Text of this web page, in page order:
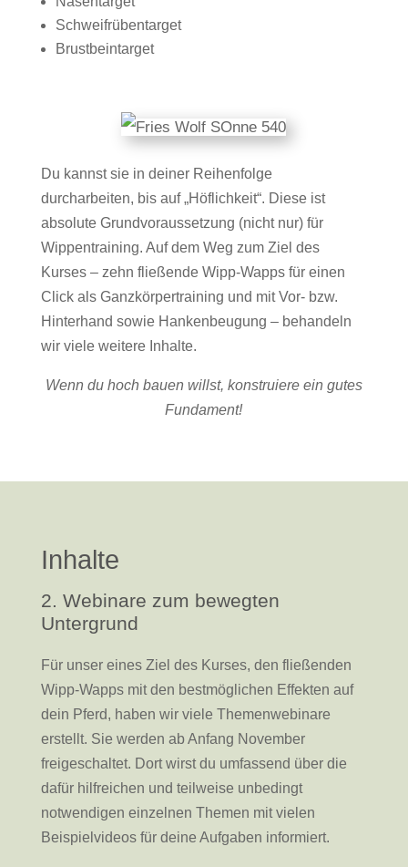
Schweifrübentarget
Brustbeintarget
Du kannst sie in deiner Reihenfolge
durcharbeiten, bis auf „Höflichkeit“. Diese ist
absolute Grundvoraussetzung (nicht nur) für
Wippentraining. Auf dem Weg zum Ziel des
Kurses – zehn fließende Wipp-Wapps für einen
Click als Ganzkörpertraining und mit Vor- bzw.
Hinterhand sowie Hankenbeugung – behandeln
wir viele weitere Inhalte.
Wenn du hoch bauen willst, konstruiere ein gutes
Fundament!
Inhalte
2. Webinare zum bewegten
Untergrund
Für unser eines Ziel des Kurses, den fließenden
Wipp-Wapps mit den bestmöglichen Effekten auf
dein Pferd, haben wir viele Themenwebinare
erstellt. Sie werden ab Anfang November
freigeschaltet. Dort wirst du umfassend über die
dafür hilfreichen und teilweise unbedingt
notwendigen einzelnen Themen mit vielen
Beispielvideos für deine Aufgaben informiert.